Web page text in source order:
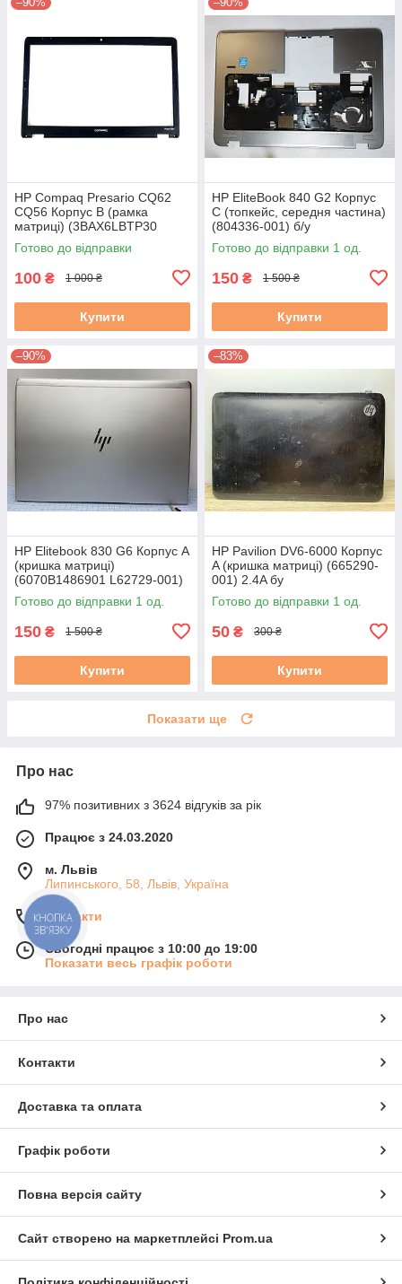
HP Compaq Presario CQ62
CQ56 Корпус B (рамка
матриці) (3BAX6LBTP30
3BAXLLBTP20) б/в
Готово до відправки
100 ₴ 1 000 ₴
Купити
HP EliteBook 840 G2 Корпус
C (топкейс, середня частина)
(804336-001) б/у
Готово до відправки 1 од.
150 ₴ 1 500 ₴
Купити
–90%
HP Elitebook 830 G6 Корпус A
(кришка матриці)
(6070B1486901 L62729-001)
3,5В бу #
Готово до відправки 1 од.
150 ₴ 1 500 ₴
Купити
–83%
HP Pavilion DV6-6000 Корпус
A (кришка матриці) (665290-
001) 2.4A бу
Готово до відправки 1 од.
50 ₴ 300 ₴
Купити
Показати ще
Про нас
97% позитивних з 3624 відгуків за рік
Працює з 24.03.2020
м. Львів
Липинського, 58, Львів, Україна
Контакти
Сьогодні працює з 10:00 до 19:00
Показати весь графік роботи
Про нас
Контакти
Доставка та оплата
Графік роботи
Повна версія сайту
Сайт створено на маркетплейсі Prom.ua
КНОПКА
ЗВ'ЯЗКУ